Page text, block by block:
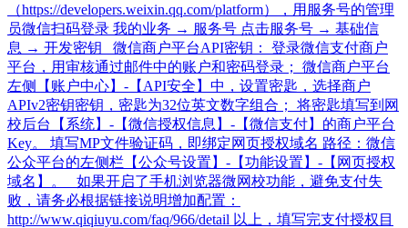
（https://developers.weixin.qq.com/platform），用服务号的管理
员微信扫码登录 我的业务 → 服务号 点击服务号 → 基础信
息 → 开发密钥 微信商户平台API密钥： 登录微信支付商户
平台，用审核通过邮件中的账户和密码登录； 微信商户平台
左侧【账户中心】-【API安全】中，设置密匙，选择商户
APIv2密钥密钥，密匙为32位英文数字组合； 将密匙填写到网
校后台【系统】-【微信授权信息】-【微信支付】的商户平台
Key。 填写MP文件验证码，即绑定网页授权域名 路径：微信
公众平台的左侧栏【公众号设置】-【功能设置】-【网页授权
域名】。 如果开启了手机浏览器微网校功能，避免支付失
败，请务必根据链接说明增加配置：
http://www.qiqiuyu.com/faq/966/detail 以上，填写完支付授权目